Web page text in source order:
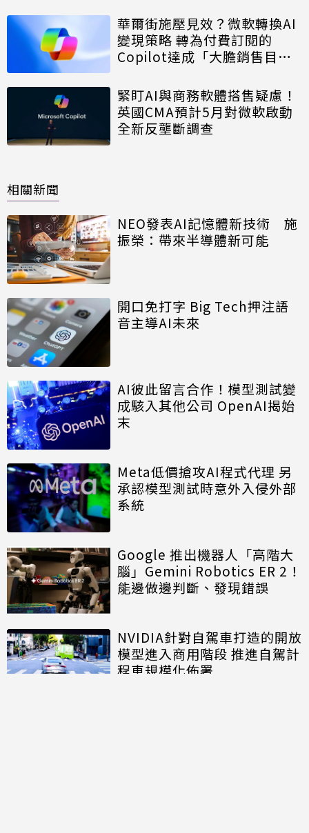
華爾街施壓見效？微軟轉換AI
變現策略 轉為付費訂閱的
Copilot達成「大膽銷售目
緊盯AI與商務軟體搭售疑慮！
英國CMA預計5月對微軟啟動
全新反壟斷調查
相關新聞
NEO發表AI記憶體新技術 施
振榮：帶來半導體新可能
開口免打字 Big Tech押注語
音主導AI未來
AI彼此留言合作！模型測試變
成駭入其他公司 OpenAI揭始
末
Meta低價搶攻AI程式代理 另
承認模型測試時意外入侵外部
系統
Google 推出機器人「高階大
腦」Gemini Robotics ER 2！
能邊做邊判斷、發現錯誤
NVIDIA針對自駕車打造的開放
模型進入商用階段 推進自駕計
程車規模化佈署